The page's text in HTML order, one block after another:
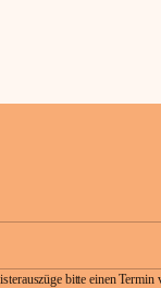
bitte einen Termin